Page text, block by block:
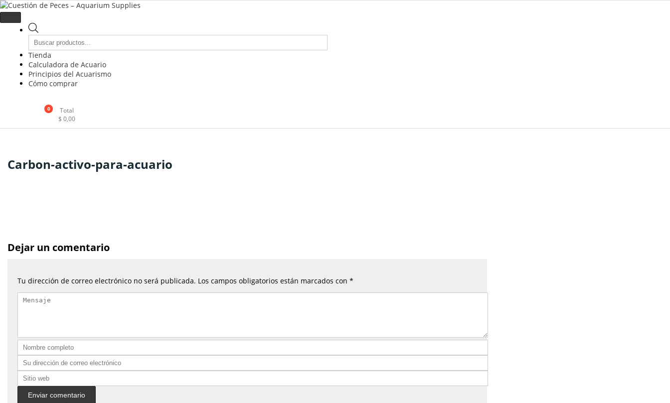
Cuestión de Peces – Aquarium Supplies
Accesorios e Insumos Para Acuarismo
Tienda
Calculadora de Acuario
Principios del Acuarismo
Cómo comprar
0
Total
$ 0,00
Carbon-activo-para-acuario
Dejar un comentario
Tu dirección de correo electrónico no será publicada. Los campos obligatorios están marcados con *